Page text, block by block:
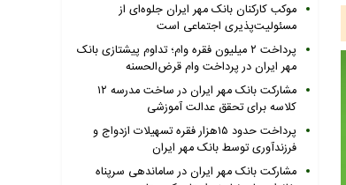
موکب کارکنان بانک مهر ایران جلوه‌ای از
مسئولیت‌پذیری اجتماعی است
پرداخت ۲ میلیون فقره وام؛ تداوم پیشتازی بانک
مهر ایران در پرداخت وام قرض‌الحسنه
مشارکت بانک مهر ایران در ساخت مدرسه ۱۲
کلاسه برای تحقق عدالت آموزشی
پرداخت حدود ۱۵هزار فقره تسهیلات ازدواج و
فرزندآوری توسط بانک مهر ایران
مشارکت بانک مهر ایران در ساماندهی سرپناه